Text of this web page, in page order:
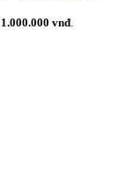
1.000.000 vnđ.